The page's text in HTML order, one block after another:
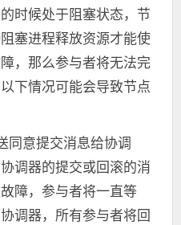
时候处于阻塞状态，节
塞进程释放资源才能使
，那么参与者将无法完
下情况可能会导致节点
意提交消息给协调
调器的提交或回滚的消
障，参与者将一直等
调器，所有参与者将回